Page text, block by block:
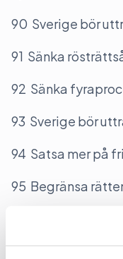
90 Sverige bör
91 Sänka
92 Sänka
93 Sverige bör
94 Satsa mer på
95 Begränsa
96 Ge alla barn